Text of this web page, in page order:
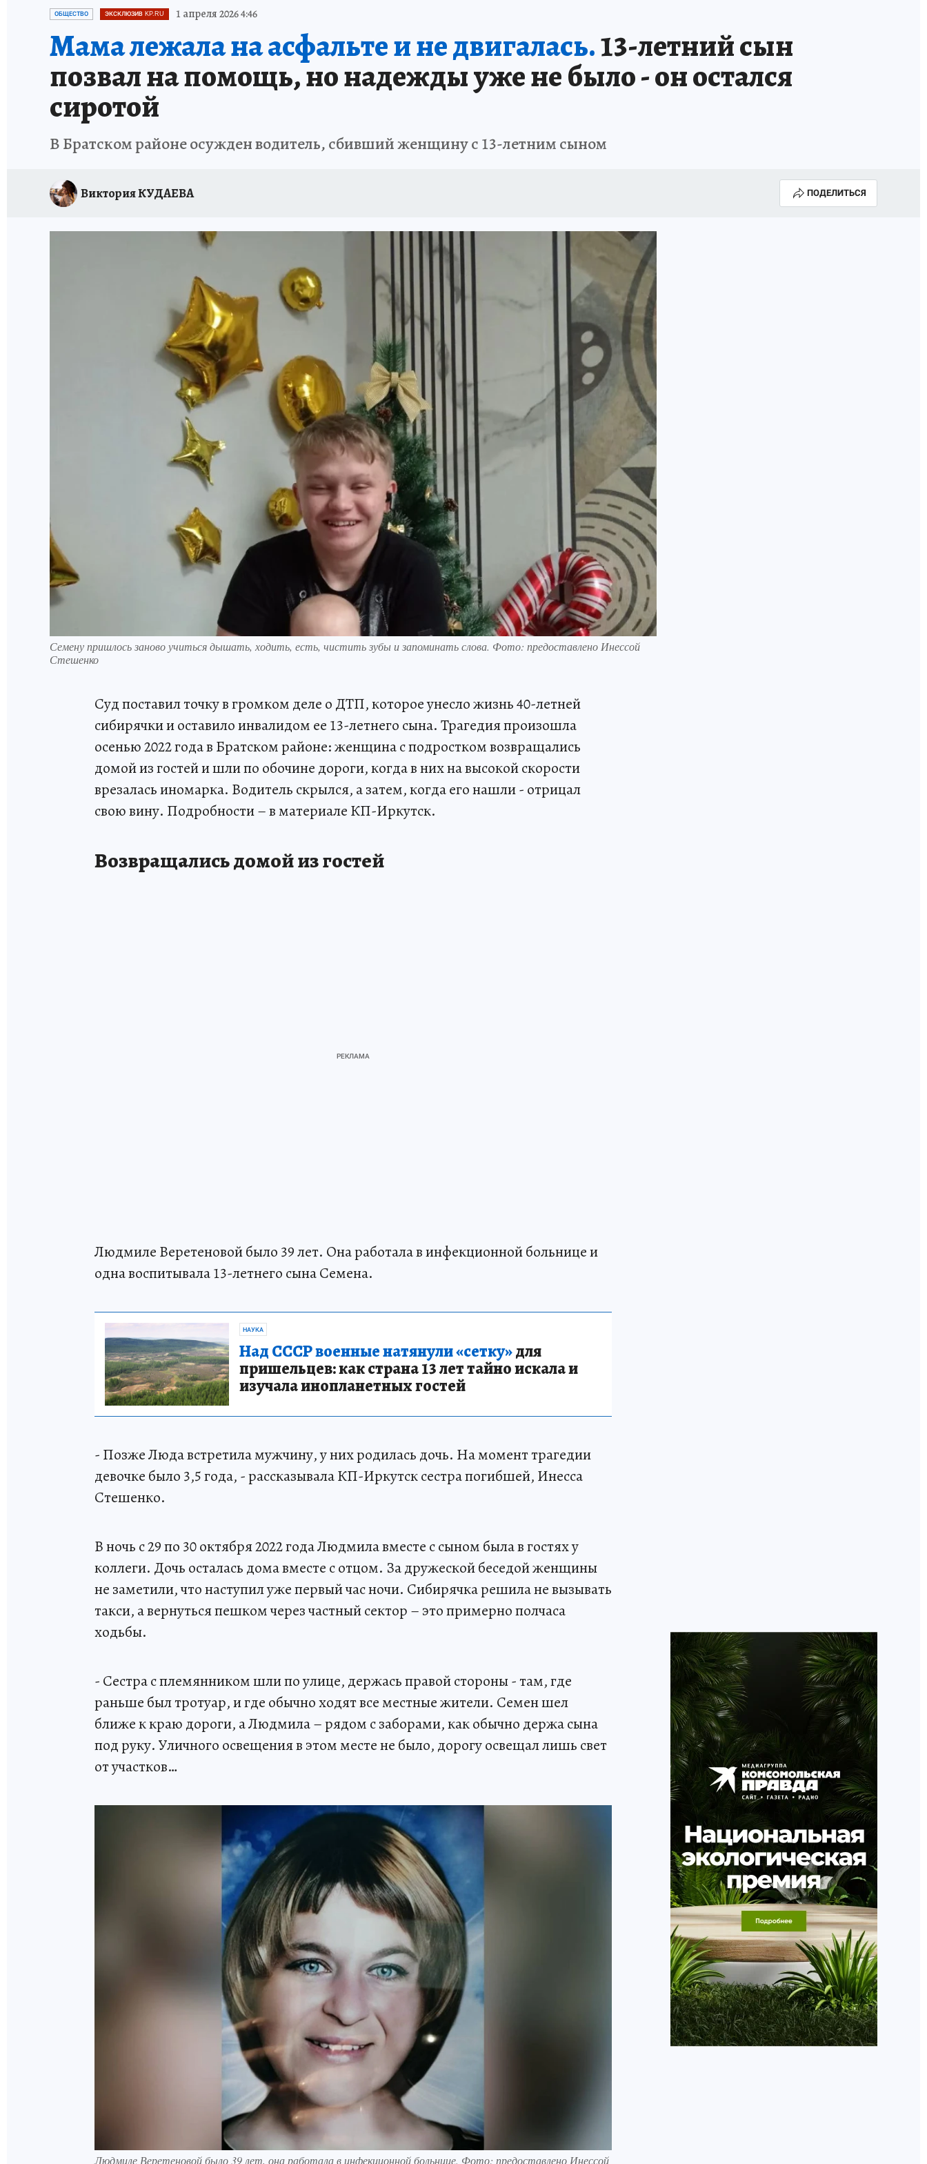
ПРОИСШЕСТВИЯ АФИША ИСПЫТАНО НА СЕБЕ
ОБЩЕСТВО ЭКСКЛЮЗИВ KP.RU 1 апреля 2026 4:46
Мама лежала на асфальте и не двигалась.13-летний сын
позвал на помощь, но надежды уже не было - он остался
сиротой
В Братском районе осужден водитель, сбивший женщину с 13-летним сыном
Виктория КУДАЕВА ПОДЕЛИТЬСЯ
Семену пришлось заново учиться дышать, ходить, есть, чистить зубы и запоминать слова. Фото: предоставлено Инессой
Стешенко
Суд поставил точку в громком деле о ДТП, которое унесло жизнь 40-летней
сибирячки и оставило инвалидом ее 13-летнего сына. Трагедия произошла
осенью 2022 года в Братском районе: женщина с подростком возвращались
домой из гостей и шли по обочине дороги, когда в них на высокой скорости
врезалась иномарка. Водитель скрылся, а затем, когда его нашли - отрицал
свою вину. Подробности – в материале КП-Иркутск.
Возвращались домой из гостей
Людмиле Веретеновой было 39 лет. Она работала в инфекционной больнице и
одна воспитывала 13-летнего сына Семена.
НАУКА
Над СССР военные натянули «сетку»для
пришельцев: как страна 13 лет тайно искала и
изучала инопланетных гостей
- Позже Люда встретила мужчину, у них родилась дочь. На момент трагедии
девочке было 3,5 года, - рассказывала КП-Иркутск сестра погибшей, Инесса
Стешенко.
В ночь с 29 по 30 октября 2022 года Людмила вместе с сыном была в гостях у
коллеги. Дочь осталась дома вместе с отцом. За дружеской беседой женщины
не заметили, что наступил уже первый час ночи. Сибирячка решила не вызывать
такси, а вернуться пешком через частный сектор – это примерно полчаса
ходьбы.
- Сестра с племянником шли по улице, держась правой стороны - там, где
раньше был тротуар, и где обычно ходят все местные жители. Семен шел
ближе к краю дороги, а Людмила – рядом с заборами, как обычно держа сына
под руку. Уличного освещения в этом месте не было, дорогу освещал лишь свет
от участков…
Людмиле Веретеновой было 39 лет, она работала в инфекционной больнице. Фото: предоставлено Инессой